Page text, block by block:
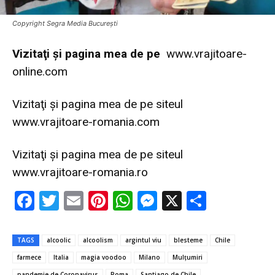
Copyright Segra Media București
Vizitaţi şi pagina mea de pe www.vrajitoare-
online.com
Vizitaţi şi pagina mea de pe siteul
www.vrajitoare-romania.com
Vizitaţi şi pagina mea de pe siteul
www.vrajitoare-romania.ro
F
e
b
T
it
te
E
ai
l
Pi
er
es
W
at
s
M
se
n
X
ta
TAGS alcoolic alcoolism argintul viu blesteme
Chile
farmece
Italia magia voodoo Milano
Mulțumiri